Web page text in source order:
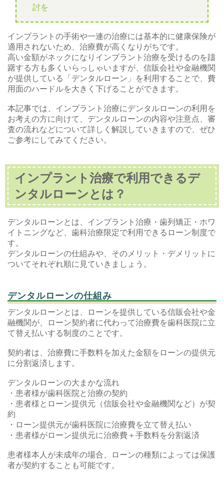
討を
インプラントの手術や一連の治療には基本的に健康保険が
適用されないため、治療費が高くなりがちです。
高い金額がネックになりインプラント治療を受けるのを躊
躇する方も多くいらっしゃいますが、信販会社や金融機関
が提供している「デンタルローン」を利用することで、費
用面のハードルを大きく下げることができます。
本記事では、インプラント治療にデンタルローンの利用を
お考えの方に向けて、デンタルローンの内容や注意点、審
査の流れなどについて詳しく解説していきますので、ぜひ
ご参考にしてみてください。
インプラント治療で利用できるデ
ンタルローンとは？
デンタルローンとは、インプラント治療・歯列矯正・ホワ
イトニングなど、歯科治療限定で利用できるローン制度で
す。
デンタルローンの仕組みや、そのメリット・デメリットに
ついてそれぞれ順に見ていきましょう。
デンタルローンの仕組み
デンタルローンとは、ローンを提供している信販会社や金
融機関が、ローン契約者に代わって治療費を歯科医院に立
て替え払いする制度のことです。
契約者は、治療費に手数料を加えた金額をローンの提供元
に分割返済します。
デンタルローンの大まかな流れ
・患者様が歯科医院と治療の契約
・患者様とローン提供元（信販会社や金融機関など）が契
約
・ローン提供元が歯科医院に治療費を立て替え払い
・患者様がローン提供元に治療費＋手数料を分割返済
患者様本人が未成年の場合、ローンの種類によっては保護
者が契約することも可能です。